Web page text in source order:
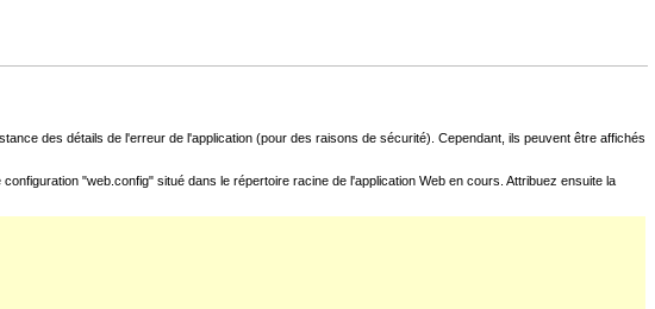
des détails de l'erreur de l'application (pour des raisons de sécurité). Cependant, ils peuvent être affichés
"web.config" situé dans le répertoire racine de l'application Web en cours. Attribuez ensuite la